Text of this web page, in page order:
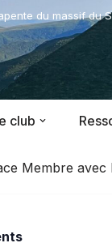
du massif du
club
Membre